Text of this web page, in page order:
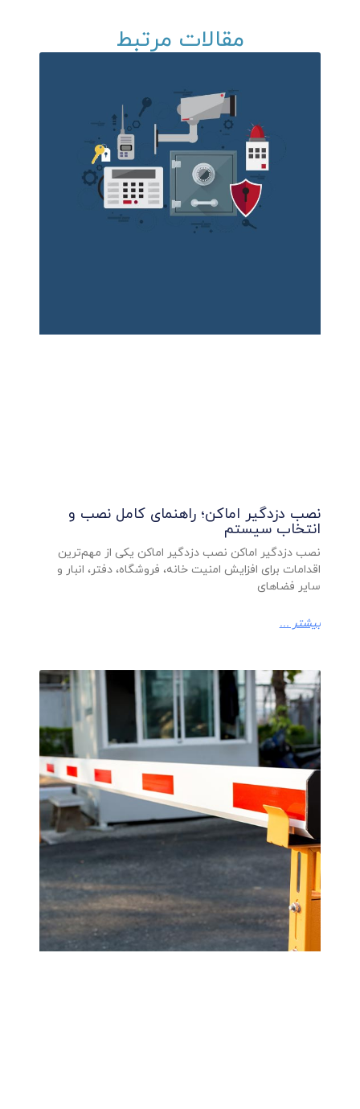
مقالات مرتبط
نصب دزدگیر اماکن؛ راهنمای کامل نصب و
انتخاب سیستم
نصب دزدگیر اماکن نصب دزدگیر اماکن یکی از مهم‌ترین
اقدامات برای افزایش امنیت خانه، فروشگاه، دفتر، انبار و
سایر فضاهای
بیشتر ...